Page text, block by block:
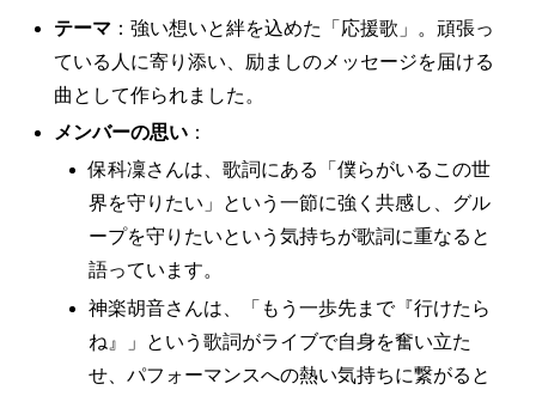
テーマ ：強い想いと絆を込めた「応援歌」。頑張っ
ている人に寄り添い、励ましのメッセージを届ける
曲として作られました。
メンバーの思い ：
保科凜さんは、歌詞にある「僕らがいるこの世
界を守りたい」という一節に強く共感し、グル
ープを守りたいという気持ちが歌詞に重なると
語っています。
神楽胡音さんは、「もう一歩先まで『行けたら
ね』」という歌詞がライブで自身を奮い立た
せ、パフォーマンスへの熱い気持ちに繋がると